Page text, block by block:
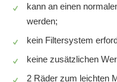
kann an einen
werden;
kein Filtersystem
keine zusätzlichen
2 Räder zum leichten